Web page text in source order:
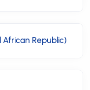
Republic)